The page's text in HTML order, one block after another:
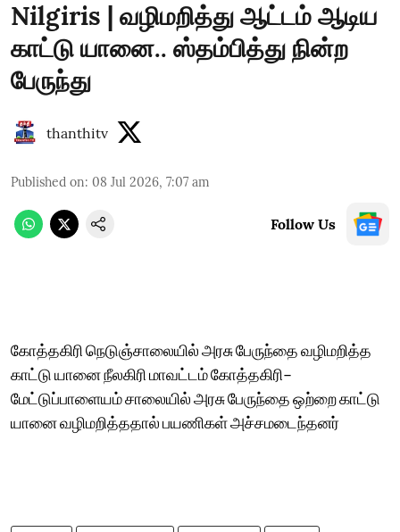
Nilgiris | வழிமறித்து ஆட்டம் ஆடிய
காட்டு யானை.. ஸ்தம்பித்து நின்ற
பேருந்து
thanthitv
Published on: 08 Jul 2026, 7:07 am
Follow Us
கோத்தகிரி நெடுஞ்சாலையில் அரசு பேருந்தை வழிமறித்த
காட்டு யானை நீலகிரி மாவட்டம் கோத்தகிரி–
மேட்டுப்பாளையம் சாலையில் அரசு பேருந்தை ஒற்றை காட்டு
யானை வழிமறித்ததால் பயணிகள் அச்சமடைந்தனர்